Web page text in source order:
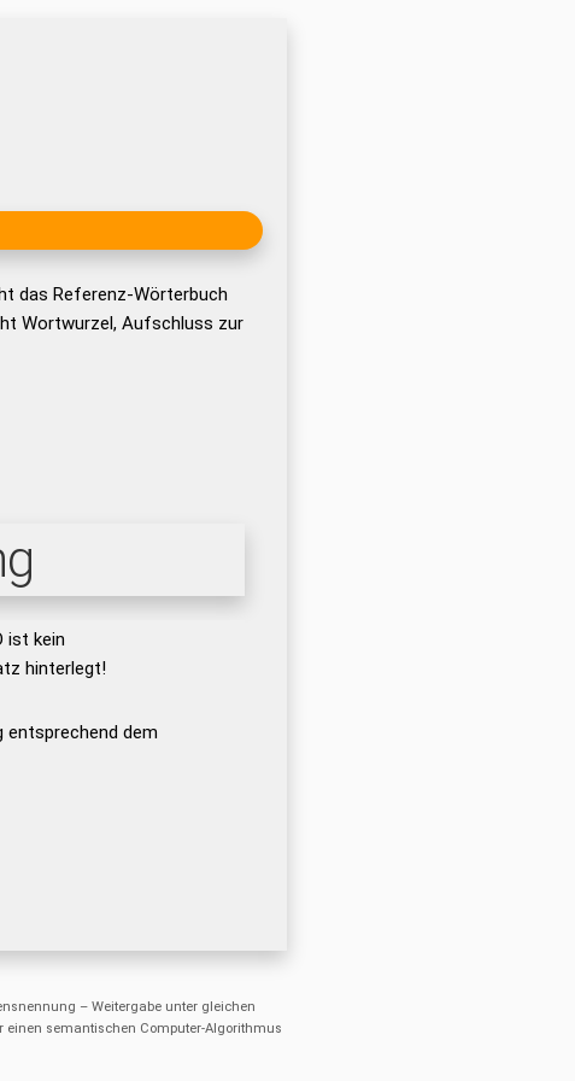
das Referenz-Wörterbuch
Wortwurzel, Aufschluss zur
ist kein
hinterlegt!
entsprechend dem
– Weitergabe unter gleichen
einen semantischen Computer-Algorithmus